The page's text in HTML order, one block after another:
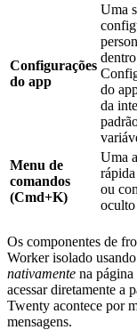
Configurações
do app
Uma
do
da
Menu de
comandos
(Cmd+K)
Uma
ou
oculto
Os componentes de
Worker isolado
nativamente na
acessar diretamente a
Twenty acontece por
mensagens.